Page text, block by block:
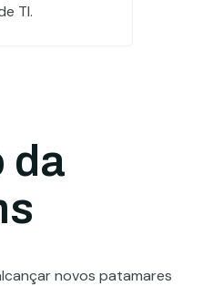
TI.
da
novos patamares